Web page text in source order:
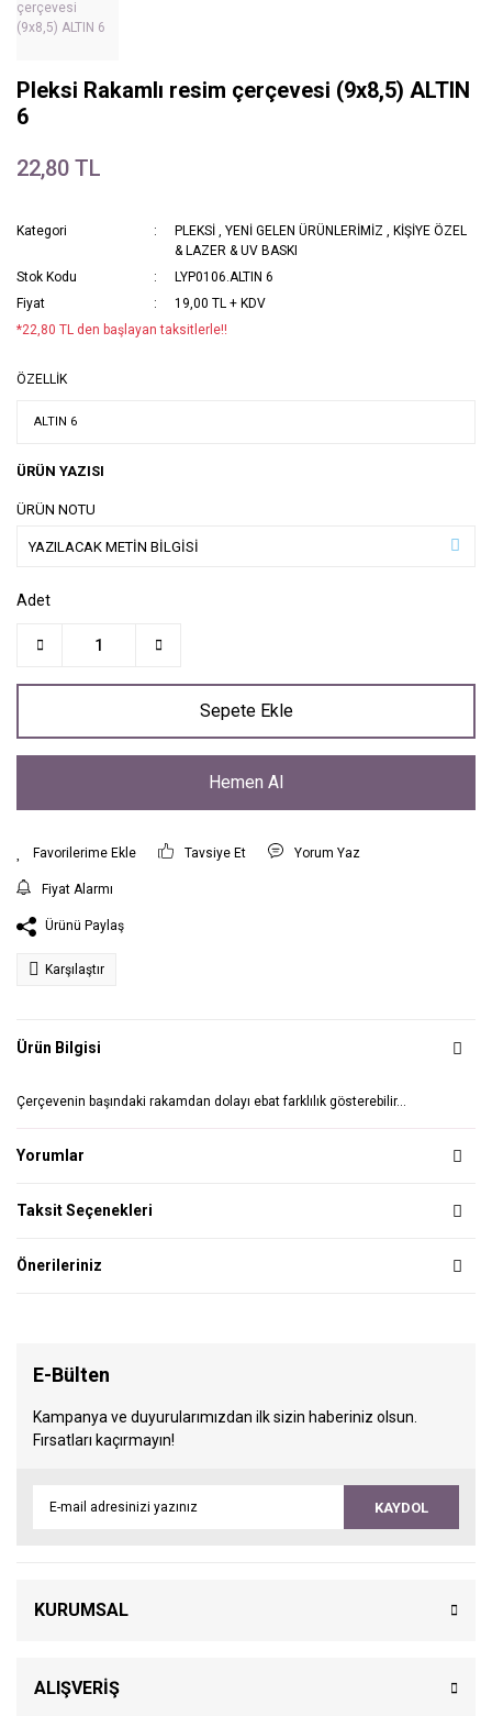
Pleksi Rakamlı resim çerçevesi (9x8,5) ALTIN
6
22,80 TL
Kategori PLEKSİ ,YENİ GELEN ÜRÜNLERİMİZ , KİŞİYE ÖZEL
& LAZER & UV BASKI
Stok Kodu
LYP0106.ALTIN 6
Fiyat
19,00 TL + KDV
*22,80 TL den başlayan taksitlerle!!
ÖZELLİK
ÜRÜN YAZISI
ÜRÜN NOTU
Adet
Sepete Ekle
Hemen Al
Tavsiye Et Yorum Yaz
Fiyat Alarmı
Ürünü Paylaş
Karşılaştır
Ürün Bilgisi
Çerçevenin başındaki rakamdan dolayı ebat farklılık gösterebilir...
Yorumlar
Taksit Seçenekleri
Önerileriniz
E-Bülten
Kampanya ve duyurularımızdan ilk sizin haberiniz olsun.
Fırsatları kaçırmayın!
KAYDOL
KURUMSAL
ALIŞVERİŞ